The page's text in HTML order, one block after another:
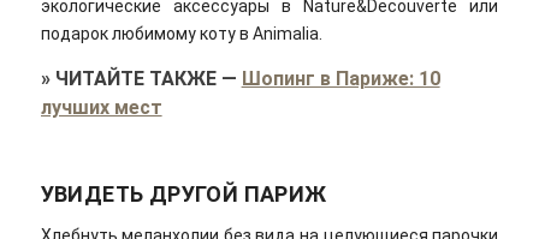
экологические аксессуары в Nature&Decouverte или
подарок любимому коту в Animalia.
» ЧИТАЙТЕ ТАКЖЕ— Шопинг в Париже: 10
лучших мест
УВИДЕТЬ ДРУГОЙ ПАРИЖ